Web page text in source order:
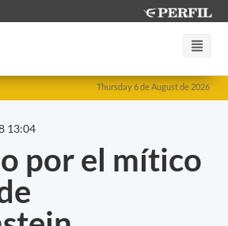
Thursday 6 de August de 2026
13:04
por el mítico